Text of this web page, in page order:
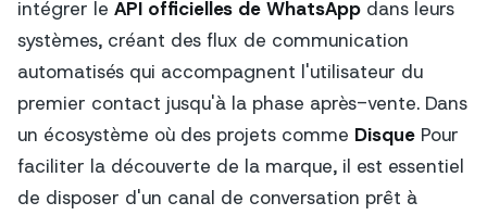
intégrer le API officielles de WhatsApp dans leurs
systèmes, créant des flux de communication
automatisés qui accompagnent l'utilisateur du
premier contact jusqu'à la phase après-vente. Dans
un écosystème où des projets comme Disque Pour
faciliter la découverte de la marque, il est essentiel
de disposer d'un canal de conversation prêt à